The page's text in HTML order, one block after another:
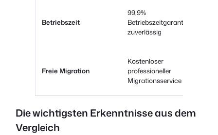
Betriebszeit
99,9%
Betriebszeitgarantie,
zuverlässig
Freie Migration
Kostenloser
professioneller
Migrationsservice
Die wichtigsten Erkenntnisse aus dem
Vergleich